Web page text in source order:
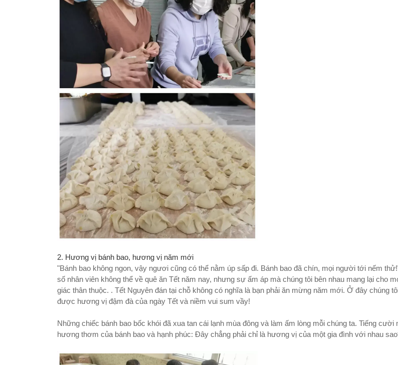
2. Hương vị bánh bao, hương vị năm mới
"Bánh bao không ngon, vậy ngươi cũng có thể nằm úp sấp đi. Bánh bao đã chín, mọi người tới nếm
số nhân viên không thể về quê ăn Tết năm nay, nhưng sự ấm áp mà chúng tôi bên nhau mang lại cho
giác thân thuộc. . Tết Nguyên đán tại chỗ không có nghĩa là bạn phải ăn mừng năm mới. Ở đây chúng
được hương vị đậm đà của ngày Tết và niềm vui sum vầy!
Những chiếc bánh bao bốc khói đã xua tan cái lạnh mùa đông và làm ấm lòng mỗi chúng ta. Tiếng cười
hương thơm của bánh bao và hạnh phúc: Đây chẳng phải chỉ là hương vị của một gia đình với nhau